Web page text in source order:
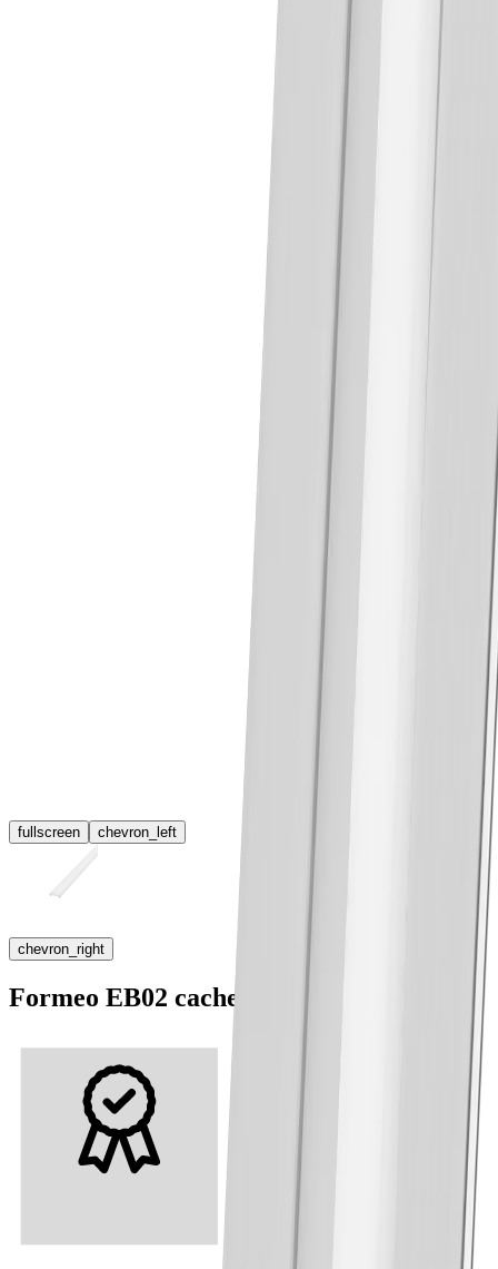
fullscreen chevron_left
chevron_right
Formeo EB02 cache-lumière